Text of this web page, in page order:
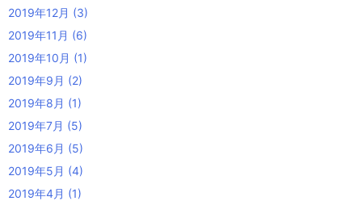
2019年12月 (3)
2019年11月 (6)
2019年10月 (1)
2019年9月 (2)
2019年8月 (1)
2019年7月 (5)
2019年6月 (5)
2019年5月 (4)
2019年4月 (1)